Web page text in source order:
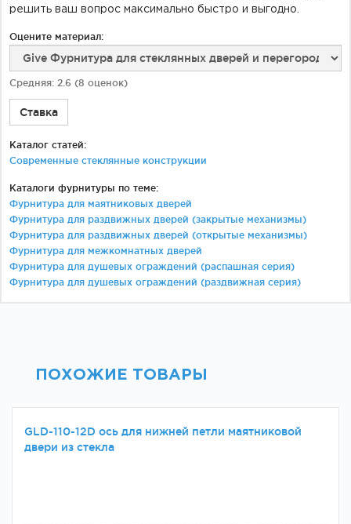
решить ваш вопрос максимально быстро и выгодно.
Оцените материал:
Средняя: 2.6 (8 оценок)
Ставка
Каталог статей:
Современные стеклянные конструкции
Каталоги фурнитуры по теме:
Фурнитура для маятниковых дверей
Фурнитура для раздвижных дверей (закрытые механизмы)
Фурнитура для раздвижных дверей (открытые механизмы)
Фурнитура для межкомнатных дверей
Фурнитура для душевых ограждений (распашная серия)
Фурнитура для душевых ограждений (раздвижная серия)
ПОХОЖИЕ ТОВАРЫ
GLD-110-12D ось для нижней петли маятниковой
двери из стекла